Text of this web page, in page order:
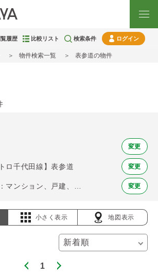
履歴 比較リスト 検索条件 ログイン
物件検索一覧 表参道の物件
変更
千代田線】表参道 変更
変更
小さく表示 地図表示
1